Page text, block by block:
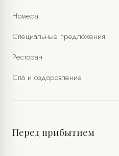
Номера
Специальные предложения
Ресторан
Спа и оздоровление
Перед прибытием